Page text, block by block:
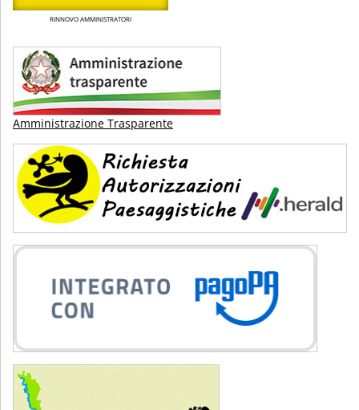
RINNOVO AMMINISTRATORI
Amministrazione Trasparente